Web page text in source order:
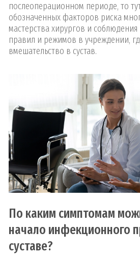
послеоперационном периоде, то
обозначенных факторов риска
мастерства хирургов и
правил и режимов в учреждении,
вмешательство в сустав.
По каким симптомам
начало инфекционного
суставе?